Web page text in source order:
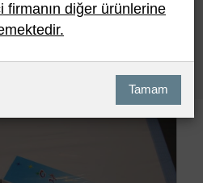
En Çok İncelenen
firmanın diğer ürünlerine
Tamam